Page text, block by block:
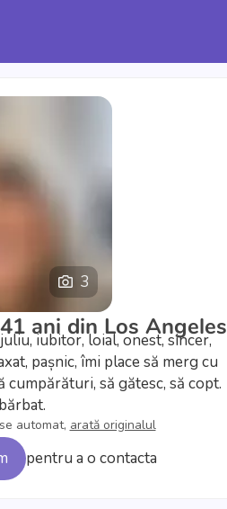
3
ani din Los Angeles
iubitor, loial, onest, sincer,
pașnic, îmi place să merg cu
cumpărături, să gătesc, să copt.
automat, arată originalul
pentru a o contacta